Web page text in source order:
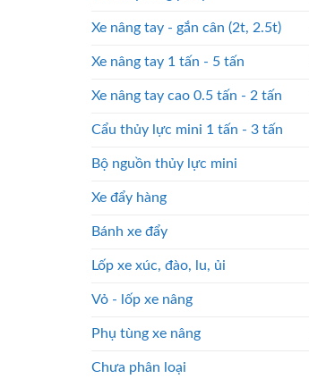
Xe nâng tay - gắn cân (2t, 2.5t)
Xe nâng tay 1 tấn - 5 tấn
Xe nâng tay cao 0.5 tấn - 2 tấn
Cẩu thủy lực mini 1 tấn - 3 tấn
Bộ nguồn thủy lực mini
Xe đẩy hàng
Bánh xe đẩy
Lốp xe xúc, đào, lu, ủi
Vỏ - lốp xe nâng
Phụ tùng xe nâng
Chưa phân loại